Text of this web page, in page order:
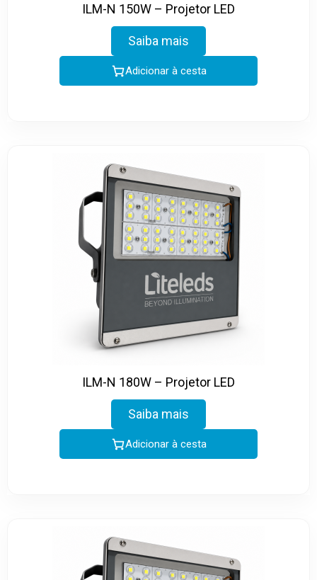
ILM-N 150W – Projetor LED
Saiba mais
Adicionar à cesta
ILM-N 180W – Projetor LED
Saiba mais
Adicionar à cesta